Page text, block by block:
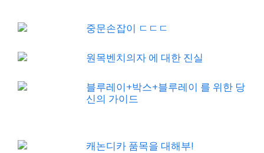
중문손잡이 ㄷㄷㄷ
원목벤치의자 에 대한 진실
블루레이+박스+블루레이 를 위한 당
신의 가이드
캐논디카 품목을 대해부!